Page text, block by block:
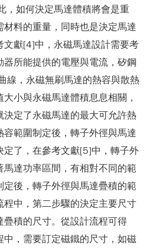
，如何決定馬達體積將會是重
料的重量，同時也是決定馬達
文獻[4]中，永磁馬達設計需要考
所能提供的電壓與電流，矽鋼
線，永磁無刷馬達的熱容與散熱
小與永磁馬達體積息息相關，
決定了永磁馬達的最大可允許熱
範圍制定後，轉子外徑與馬達
定了，在參考文獻[5]中，轉子外
達功率區間，有相對不同的範
定後，轉子外徑與馬達疊積的範
程中，第二步驟的決定主要尺寸
積的尺寸。從設計流程可得
，需要訂定磁鐵的尺寸，如磁